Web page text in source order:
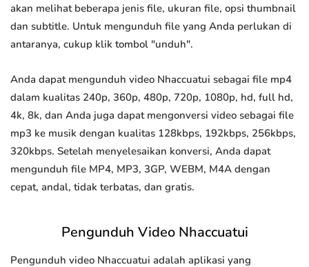
akan melihat beberapa jenis file, ukuran file, opsi thumbnail
dan subtitle. Untuk mengunduh file yang Anda perlukan di
antaranya, cukup klik tombol "unduh".
Anda dapat mengunduh video Nhaccuatui sebagai file mp4
dalam kualitas 240p, 360p, 480p, 720p, 1080p, hd, full hd,
4k, 8k, dan Anda juga dapat mengonversi video sebagai file
mp3 ke musik dengan kualitas 128kbps, 192kbps, 256kbps,
320kbps. Setelah menyelesaikan konversi, Anda dapat
mengunduh file MP4, MP3, 3GP, WEBM, M4A dengan
cepat, andal, tidak terbatas, dan gratis.
Pengunduh Video Nhaccuatui
Pengunduh video Nhaccuatui adalah aplikasi yang